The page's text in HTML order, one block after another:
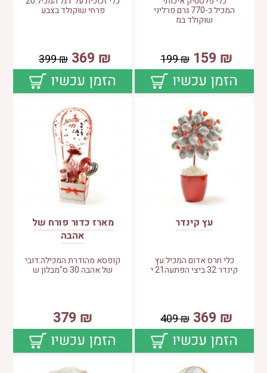
המכיל:כ-770 גרם פרליני
שוקולד במ
₪
159
₪
199
הזמן עכשיו
פרחי שוקולד בצבע
₪
369
₪
399
הזמן עכשיו
עץ קינדר
כלי חרס אדום המכיל:עץ
קינדר 32 ביצי הפתעה21 י
₪
369
₪
409
הזמן עכשיו
מארז כדור פורח של
אהבה
קופסא מהודרת המכילה:דובי
של אהבה 30 ס"מבלון ש
₪
379
הזמן עכשיו